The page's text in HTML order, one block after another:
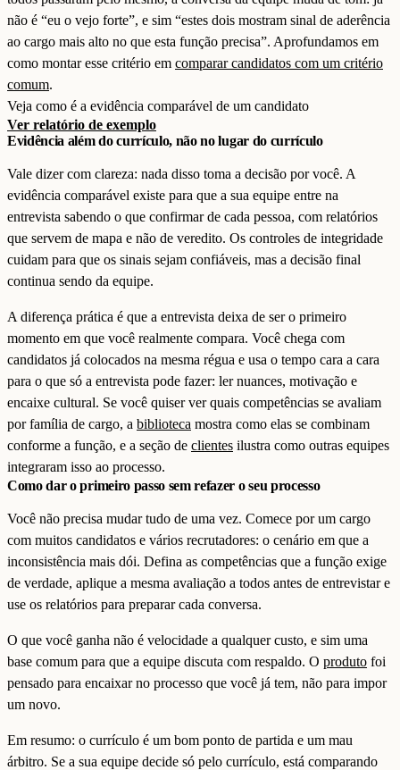
não é “eu o vejo forte”, e sim “estes dois mostram sinal de aderência
ao cargo mais alto no que esta função precisa”. Aprofundamos em
como montar esse critério em comparar candidatos com um critério
comum.
Veja como é a evidência comparável de um candidato
Ver relatório de exemplo
Evidência além do currículo, não no lugar do currículo
Vale dizer com clareza: nada disso toma a decisão por você. A
evidência comparável existe para que a sua equipe entre na
entrevista sabendo o que confirmar de cada pessoa, com relatórios
que servem de mapa e não de veredito. Os controles de integridade
cuidam para que os sinais sejam confiáveis, mas a decisão final
continua sendo da equipe.
A diferença prática é que a entrevista deixa de ser o primeiro
momento em que você realmente compara. Você chega com
candidatos já colocados na mesma régua e usa o tempo cara a cara
para o que só a entrevista pode fazer: ler nuances, motivação e
encaixe cultural. Se você quiser ver quais competências se avaliam
por família de cargo, a biblioteca mostra como elas se combinam
conforme a função, e a seção de clientes ilustra como outras equipes
integraram isso ao processo.
Como dar o primeiro passo sem refazer o seu processo
Você não precisa mudar tudo de uma vez. Comece por um cargo
com muitos candidatos e vários recrutadores: o cenário em que a
inconsistência mais dói. Defina as competências que a função exige
de verdade, aplique a mesma avaliação a todos antes de entrevistar e
use os relatórios para preparar cada conversa.
O que você ganha não é velocidade a qualquer custo, e sim uma
base comum para que a equipe discuta com respaldo. O produto foi
pensado para encaixar no processo que você já tem, não para impor
um novo.
Em resumo: o currículo é um bom ponto de partida e um mau
árbitro. Se a sua equipe decide só pelo currículo, está comparando